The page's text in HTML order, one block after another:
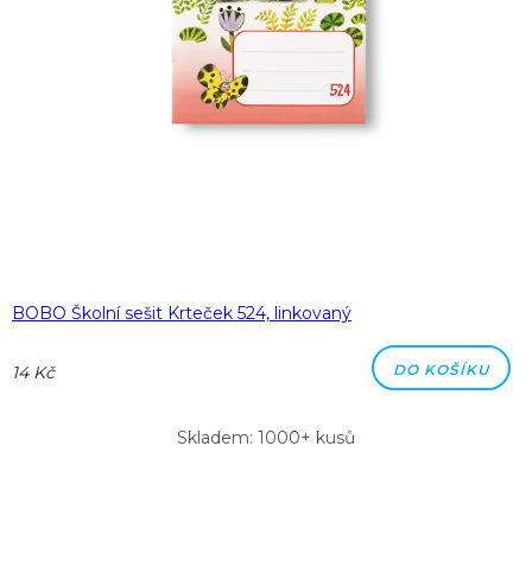
BOBO Školní sešit Krteček 524, linkovaný
14 Kč DO KOŠÍKU
Skladem: 1000+ kusů